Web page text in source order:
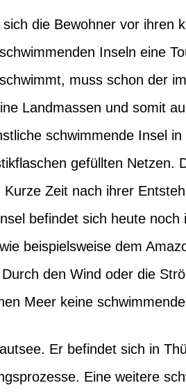
die Bewohner vor ihren
Inseln eine
muss schon der
Landmassen und somit
schwimmende Insel
gefüllten Netzen.
Zeit nach ihrer
befindet sich heute noch
beispielsweise dem
den Wind oder die
Meer keine
Er befindet sich in
Eine weitere